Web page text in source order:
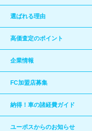
選ばれる理由
高価査定のポイント
企業情報
FC加盟店募集
納得！車の諸経費ガイド
ユーポスからのお知らせ